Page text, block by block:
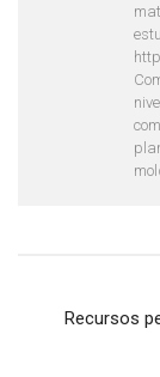
Recursos